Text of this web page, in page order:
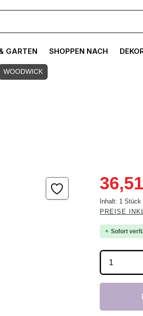
GARTEN SHOPPEN NACH
WOODWICK
Inhalt: 1 Stück
PREISE
Sofort
Produkt